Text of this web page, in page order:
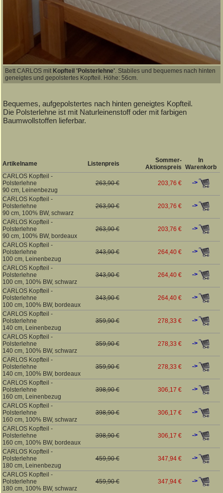
Bett CARLOS mit Kopfteil 'Polsterlehne'. Stabiles und bequemes nach hinten
geneigtes und gepolstertes Kopfteil. Höhe: 56cm.
Bequemes, aufgepolstertes nach hinten geneigtes Kopfteil.
Die Polsterlehne ist mit Naturleinenstoff oder mit farbigen
Baumwollstoffen lieferbar.
Artikelname Listenpreis
Sommer-
Aktionspreis
In
Warenkorb
CARLOS Kopfteil -
Polsterlehne
90 cm, Leinenbezug
263,90 € 203,76 € ->
CARLOS Kopfteil -
Polsterlehne
90 cm, 100% BW, schwarz
263,90 € 203,76 € ->
CARLOS Kopfteil -
Polsterlehne
90 cm, 100% BW, bordeaux
263,90 € 203,76 € ->
CARLOS Kopfteil -
Polsterlehne
100 cm, Leinenbezug
343,90 € 264,40 € ->
CARLOS Kopfteil -
Polsterlehne
100 cm, 100% BW, schwarz
343,90 € 264,40 € ->
CARLOS Kopfteil -
Polsterlehne
100 cm, 100% BW, bordeaux
343,90 € 264,40 € ->
CARLOS Kopfteil -
Polsterlehne
140 cm, Leinenbezug
359,90 € 278,33 € ->
CARLOS Kopfteil -
Polsterlehne
140 cm, 100% BW, schwarz
359,90 € 278,33 € ->
CARLOS Kopfteil -
Polsterlehne
140 cm, 100% BW, bordeaux
359,90 € 278,33 € ->
CARLOS Kopfteil -
Polsterlehne
160 cm, Leinenbezug
398,90 € 306,17 € ->
CARLOS Kopfteil -
Polsterlehne
160 cm, 100% BW, schwarz
398,90 € 306,17 € ->
CARLOS Kopfteil -
Polsterlehne
160 cm, 100% BW, bordeaux
398,90 € 306,17 € ->
CARLOS Kopfteil -
Polsterlehne
180 cm, Leinenbezug
459,90 € 347,94 € ->
CARLOS Kopfteil -
Polsterlehne
180 cm, 100% BW, schwarz
459,90 € 347,94 € ->